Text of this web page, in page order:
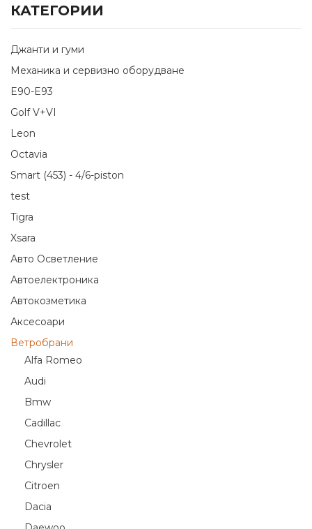
КАТЕГОРИИ
Джанти и гуми
Механика и сервизно оборудване
E90-E93
Golf V+VI
Leon
Octavia
Smart (453) - 4/6-piston
test
Tigra
Xsara
Авто Осветление
Автоелектроника
Автокозметика
Аксесоари
Ветробрани
Alfa Romeo
Audi
Bmw
Cadillac
Chevrolet
Chrysler
Citroen
Dacia